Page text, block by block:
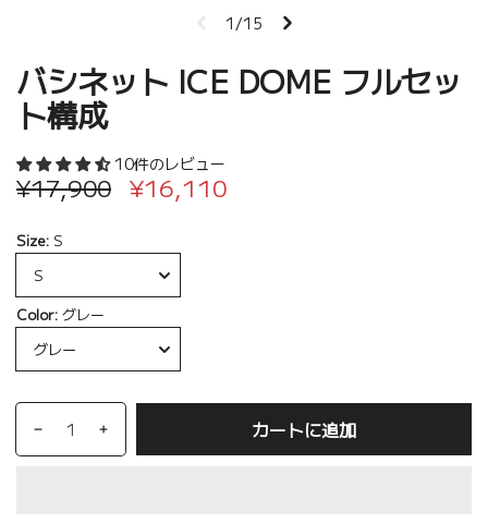
1/15
バシネット ICE DOME フルセッ
ト構成
10件のレビュー
¥17,900 ¥16,110
Size: S
Color: グレー
カートに追加